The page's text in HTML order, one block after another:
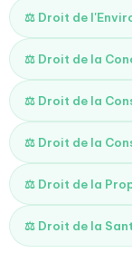
⚖️ Droit de
⚖️ Droit de la
⚖️ Droit de la
⚖️ Droit de la
⚖️ Droit de la
⚖️ Droit de la